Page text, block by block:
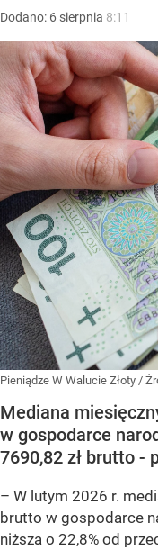
Dodano: 6 sierpnia 8:11
Pieniądze W Walucie Złoty /
Mediana
w gospodarce
7690,82 zł brutto -
– W lutym 2026 r.
brutto w gospodarce
niższa o 22,8% od